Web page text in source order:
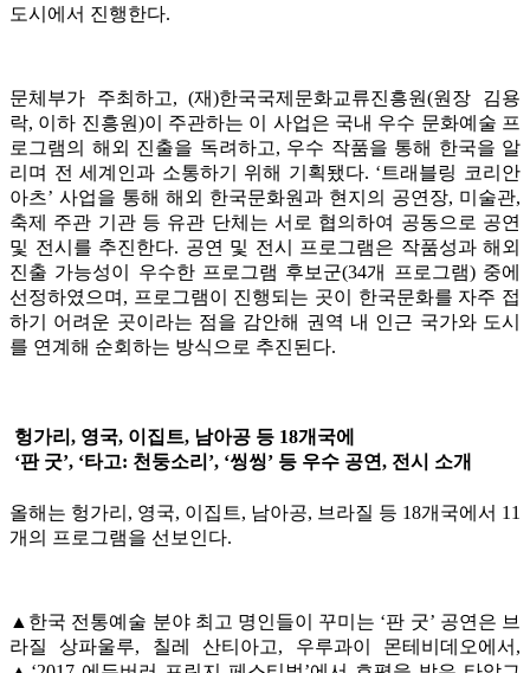
도시에서 진행한다.
문체부가 주최하고, (재)한국국제문화교류진흥원(원장 김용
락, 이하 진흥원)이 주관하는 이 사업은 국내 우수 문화예술 프
로그램의 해외 진출을 독려하고, 우수 작품을 통해 한국을 알
리며 전 세계인과 소통하기 위해 기획됐다. ‘트래블링 코리안
아츠’ 사업을 통해 해외 한국문화원과 현지의 공연장, 미술관,
축제 주관 기관 등 유관 단체는 서로 협의하여 공동으로 공연
및 전시를 추진한다. 공연 및 전시 프로그램은 작품성과 해외
진출 가능성이 우수한 프로그램 후보군(34개 프로그램) 중에
선정하였으며, 프로그램이 진행되는 곳이 한국문화를 자주 접
하기 어려운 곳이라는 점을 감안해 권역 내 인근 국가와 도시
를 연계해 순회하는 방식으로 추진된다.
헝가리, 영국, 이집트, 남아공 등 18개국에
‘판 굿’, ‘타고: 천둥소리’, ‘씽씽’ 등 우수 공연, 전시 소개
올해는 헝가리, 영국, 이집트, 남아공, 브라질 등 18개국에서 11
개의 프로그램을 선보인다.
▲한국 전통예술 분야 최고 명인들이 꾸미는 ‘판 굿’ 공연은 브
라질 상파울루, 칠레 산티아고, 우루과이 몬테비데오에서,